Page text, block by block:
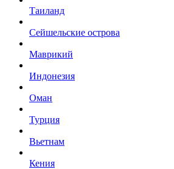
Таиланд
Сейшельские острова
Маврикий
Индонезия
Оман
Турция
Вьетнам
Кения